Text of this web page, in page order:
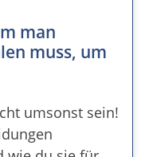
man
muss, um
umsonst sein!